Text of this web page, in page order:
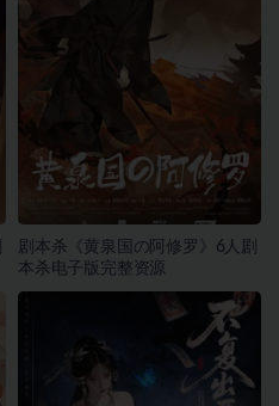
剧本杀《黄泉国の阿修罗》6人剧
本杀电子版完整资源